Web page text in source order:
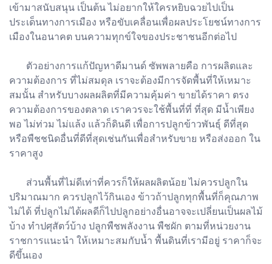
เข้ามาสนับสนุน เป็นต้น ไม่อยากให้ใครหยิบฉวยไปเป็น
ประเด็นทางการเมือง หรือขับเคลื่อนเพื่อผลประโยชน์ทางการ
เมืองในอนาคต บนความทุกข์ใจของประชาชนอีกต่อไป
ตัวอย่างการแก้ปัญหาดีมานด์ ซัพพลายคือ การผลิตและ
ความต้องการ ที่ไม่สมดุล เราจะต้องมีการจัดพื้นที่ให้เหมาะ
สมนั้น สำหรับบางผลผลิตที่มีความคุ้มค่า ขายได้ราคา ตรง
ความต้องการของตลาด เราควรจะใช้พื้นที่ที่ ที่สุด มีน้ำเพียง
พอ ไม่ท่วม ไม่แล้ง แล้วก็ดินดี เพื่อการปลูกข้าวพันธุ์ ดีที่สุด
หรือพืชชนิดอื่นที่ดีที่สุดเช่นกันเพื่อสำหรับขาย หรือส่งออก ใน
ราคาสูง
ส่วนพื้นที่ไม่ดีเท่าที่ควรก็ให้ผลผลิตน้อย ไม่ควรปลูกใน
ปริมาณมาก ควรปลูกไว้กินเอง ข้าวถ้าปลูกทุกพื้นที่ก็คุณภาพ
ไม่ได้ ที่ปลูกไม่ได้ผลดีก็ไปปลูกอย่างอื่นอาจจะเปลี่ยนเป็นผลไม้
บ้าง ทำปศุสัตว์บ้าง ปลูกพืชพลังงาน พืชผัก ตามที่หน่วยงาน
ราชการแนะนำ ให้เหมาะสมกับน้ำ พื้นดินที่เรามีอยู่ ราคาก็จะ
ดีขึ้นเอง